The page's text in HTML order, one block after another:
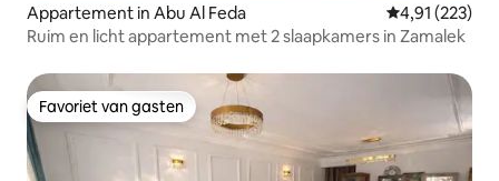
Appartement in Abu Al Feda Gemiddelde
4,91 (223)
Ruim en licht appartement met 2 slaapkamers in Zamalek
Favoriet van gasten
Favoriet van gasten